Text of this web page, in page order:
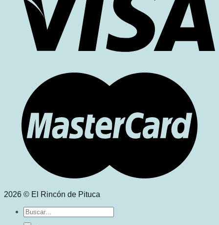
2026 © El Rincón de Pituca
Buscar
por: